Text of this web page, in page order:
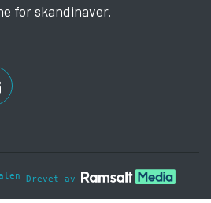
for skandinaver.
Drevet av